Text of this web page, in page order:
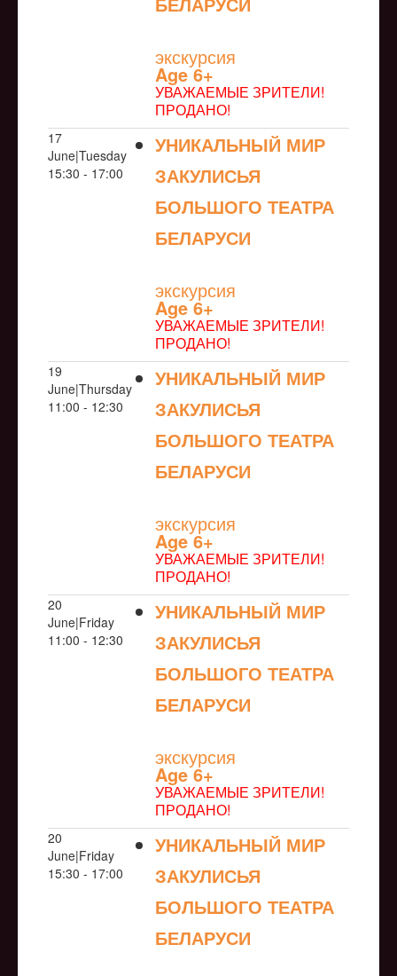
экскурсия
Age 6+
УВАЖАЕМЫЕ ЗРИТЕЛИ!
ПРОДАНО!
17
June|Tuesday
15:30 - 17:00
УНИКАЛЬНЫЙ МИР
ЗАКУЛИСЬЯ
БОЛЬШОГО ТЕАТРА
БЕЛАРУСИ
экскурсия
Age 6+
УВАЖАЕМЫЕ ЗРИТЕЛИ!
ПРОДАНО!
19
June|Thursday
11:00 - 12:30
УНИКАЛЬНЫЙ МИР
ЗАКУЛИСЬЯ
БОЛЬШОГО ТЕАТРА
БЕЛАРУСИ
экскурсия
Age 6+
УВАЖАЕМЫЕ ЗРИТЕЛИ!
ПРОДАНО!
20
June|Friday
11:00 - 12:30
УНИКАЛЬНЫЙ МИР
ЗАКУЛИСЬЯ
БОЛЬШОГО ТЕАТРА
БЕЛАРУСИ
экскурсия
Age 6+
УВАЖАЕМЫЕ ЗРИТЕЛИ!
ПРОДАНО!
20
June|Friday
15:30 - 17:00
УНИКАЛЬНЫЙ МИР
ЗАКУЛИСЬЯ
БОЛЬШОГО ТЕАТРА
БЕЛАРУСИ